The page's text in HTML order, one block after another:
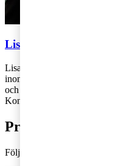
Lisa Haglund
Lisa Haglund arbetar på PwC:s
inom medarbetarskap,
och förändringsledning.
Kontakt: 010-212 90 74,
Prenumerera på
Följ vår blogg och få insikter som